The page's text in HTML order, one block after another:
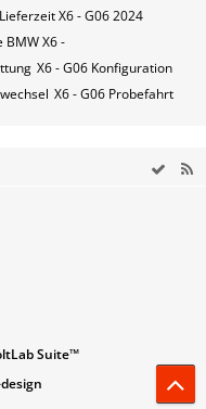
Lieferzeit X6 - G06 2024
BMW X6 -
X6 - G06 Konfiguration
X6 - G06 Probefahrt
Suite™